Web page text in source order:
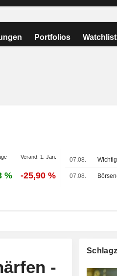
Portfolios
Veränd. 1. Jan.
% -25,90 %
07.08.
07.08.
-